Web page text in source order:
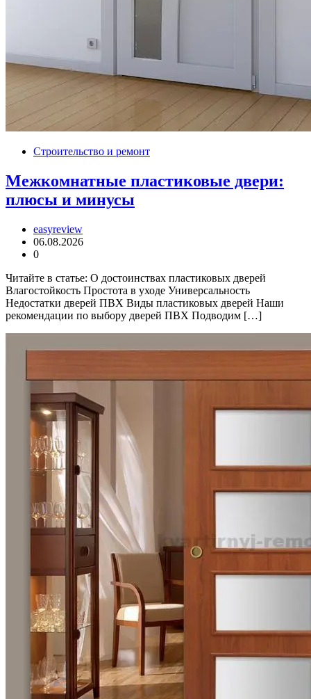
Строительство и ремонт
Межкомнатные пластиковые двери:
плюсы и минусы
easyreview
06.08.2026
0
Читайте в статье: О достоинствах пластиковых дверей
Влагостойкость Простота в уходе Универсальность
Недостатки дверей ПВХ Виды пластиковых дверей Наши
рекомендации по выбору дверей ПВХ Подводим […]